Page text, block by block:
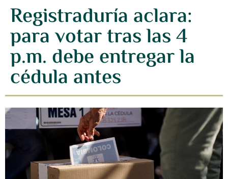
Registraduría aclara:
para votar tras las 4
p.m. debe entregar la
cédula antes